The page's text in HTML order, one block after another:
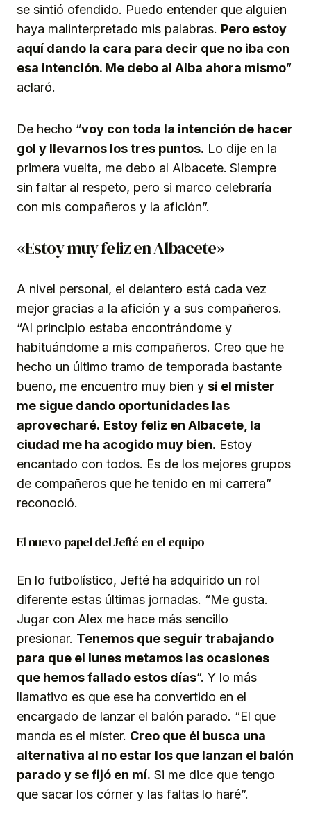
se sintió ofendido. Puedo entender que alguien
haya malinterpretado mis palabras. Pero estoy
aquí dando la cara para decir que no iba con
esa intención. Me debo al Alba ahora mismo”
aclaró.
De hecho “voy con toda la intención de hacer
gol y llevarnos los tres puntos. Lo dije en la
primera vuelta, me debo al Albacete. Siempre
sin faltar al respeto, pero si marco celebraría
con mis compañeros y la afición”.
«Estoy muy feliz en Albacete»
A nivel personal, el delantero está cada vez
mejor gracias a la afición y a sus compañeros.
“Al principio estaba encontrándome y
habituándome a mis compañeros. Creo que he
hecho un último tramo de temporada bastante
bueno, me encuentro muy bien y si el mister
me sigue dando oportunidades las
aprovecharé. Estoy feliz en Albacete, la
ciudad me ha acogido muy bien. Estoy
encantado con todos. Es de los mejores grupos
de compañeros que he tenido en mi carrera”
reconoció.
El nuevo papel del Jefté en el equipo
En lo futbolístico, Jefté ha adquirido un rol
diferente estas últimas jornadas. “Me gusta.
Jugar con Alex me hace más sencillo
presionar. Tenemos que seguir trabajando
para que el lunes metamos las ocasiones
que hemos fallado estos días”. Y lo más
llamativo es que ese ha convertido en el
encargado de lanzar el balón parado. “El que
manda es el míster. Creo que él busca una
alternativa al no estar los que lanzan el balón
parado y se fijó en mí. Si me dice que tengo
que sacar los córner y las faltas lo haré”.